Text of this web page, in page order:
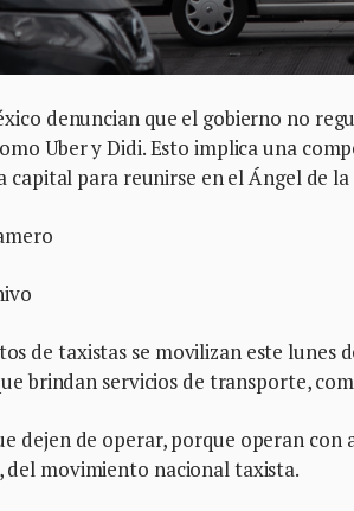
denuncian que el gobierno no
Uber y Didi. Esto implica una
capital para reunirse en el Ángel de
de taxistas se movilizan este
brindan servicios de transporte,
dejen de operar, porque operan con
del movimiento nacional taxista.